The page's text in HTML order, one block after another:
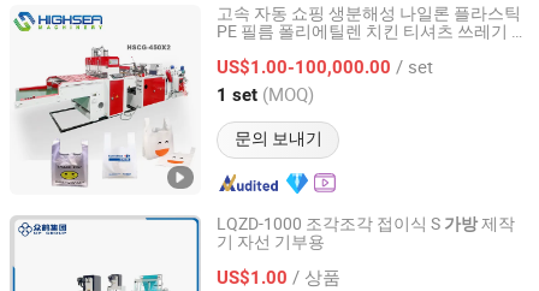
고속 자동 쇼핑 생분해성 나일론 플라스틱
PE 필름 폴리에틸렌 치킨 티셔츠 쓰레기 봉
US$1.00-100,000.00 / set
1 set (MOQ)
문의 보내기
Wenzhou High Sea Machinery Co., Ltd.
Zhejiang, China 이후 2007
LQZD-1000 조각조각 접이식 S 가방제작
기 자선 기부용
US$1.00 / 상품
Shanghai UPG International Industry and Trade Group Co.,